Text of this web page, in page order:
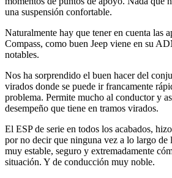
una suspensión confortable.
Naturalmente hay que tener en cuenta las
Compass, como buen Jeep viene en su
notables.
Nos ha sorprendido el buen hacer del
virados donde se puede ir francamente
problema. Permite mucho al conductor y
desempeño que tiene en tramos virados.
El ESP de serie en todos los acabados,
por no decir que ninguna vez a lo largo de
muy estable, seguro y extremadamente
situación. Y de conducción muy noble.